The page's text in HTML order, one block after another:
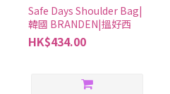
Safe Days Shoulder Bag|
韓國 BRANDEN|搵好西
HK$434.00